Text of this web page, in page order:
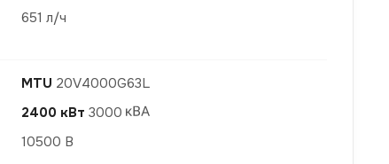
651 л/ч
MTU 20V4000G63L
2400 кВт 3000
10500 В